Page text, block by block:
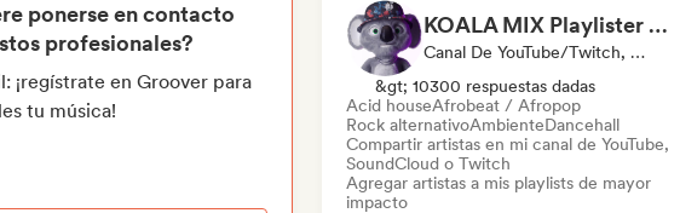
ponerse en contacto
profesionales?
¡regístrate en Groover para
tu música!
KOALA MIX Playlister (Spotify)
Canal De YouTube/Twitch, Playlist Curator
&gt; 10300 respuestas dadas
Acid houseAfrobeat / Afropop
Rock alternativoAmbienteDancehall
Compartir artistas en mi canal de YouTube,
SoundCloud o Twitch
Agregar artistas a mis playlists de mayor
impacto